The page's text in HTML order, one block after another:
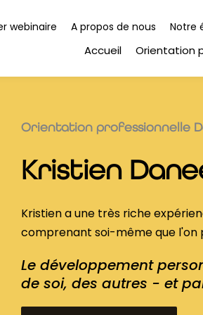
webinaire A propos de nous Notre
Accueil Orientation
Orientation professionnelle
Kristien
Kristien a une très riche
comprenant soi-même que l'on
Le développement
de soi, des autres - et